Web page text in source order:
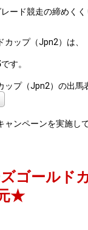
ード競走の締めく
ップ（Jpn2）は、
です。
ップ（Jpn2）の出
ャンペーンを実施し
ゴールド
★